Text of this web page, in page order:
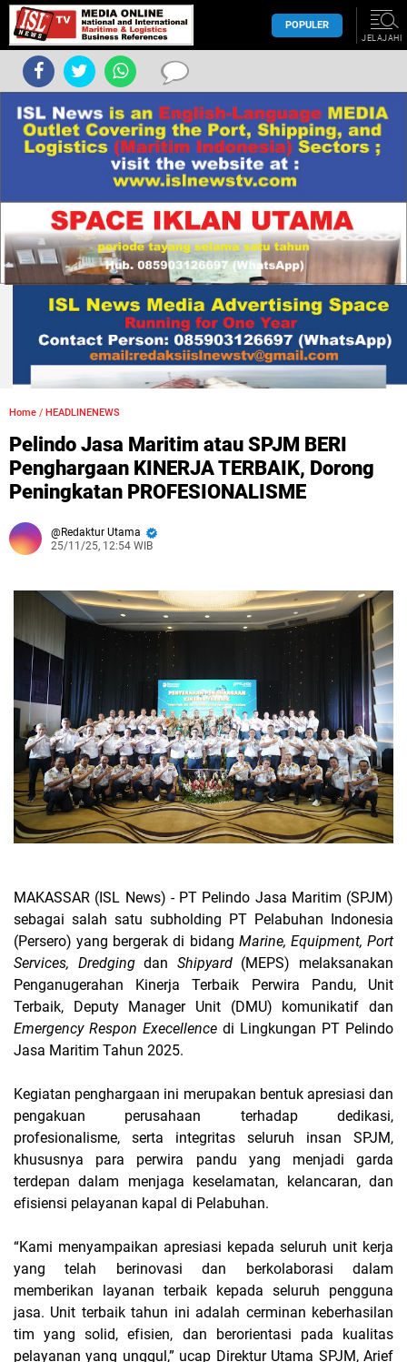
POPULER
JELAJAHI
Home / HEADLINENEWS
Pelindo Jasa Maritim atau SPJM BERI
Penghargaan KINERJA TERBAIK, Dorong
Peningkatan PROFESIONALISME
Redaktur Utama
25/11/25, 12:54 WIB
MAKASSAR (ISL News) - PT Pelindo Jasa Maritim (SPJM)
sebagai salah satu subholding PT Pelabuhan Indonesia
(Persero) yang bergerak di bidang Marine, Equipment, Port
Services, Dredgingdan Shipyard(MEPS)
melaksanakan
Penganugerahan Kinerja Terbaik Perwira Pandu, Unit
Terbaik, Deputy Manager Unit (DMU) komunikatif dan
Emergency Respon Execellence di Lingkungan PT Pelindo
Jasa Maritim Tahun 2025.
Kegiatan penghargaan ini merupakan bentuk apresiasi dan
pengakuan perusahaan terhadap dedikasi,
profesionalisme, serta integritas seluruh insan SPJM,
khususnya para perwira pandu yang menjadi garda
terdepan dalam menjaga keselamatan, kelancaran, dan
efisiensi pelayanan kapal di Pelabuhan.
“Kami menyampaikan apresiasi kepada seluruh unit kerja
yang telah berinovasi dan berkolaborasi dalam
memberikan layanan terbaik kepada seluruh pengguna
jasa. Unit terbaik tahun ini adalah cerminan keberhasilan
tim yang solid, efisien, dan berorientasi pada kualitas
pelayanan yang unggul,” ucap Direktur Utama SPJM, Arief